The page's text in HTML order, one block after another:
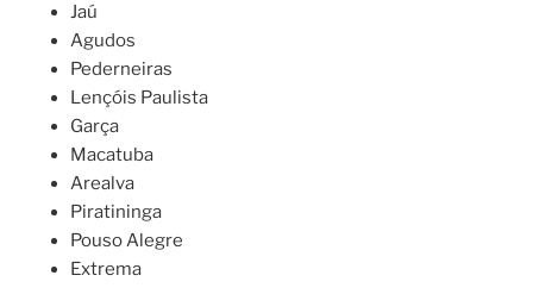
Jaú
Agudos
Pederneiras
Lençóis Paulista
Garça
Macatuba
Arealva
Piratininga
Pouso Alegre
Extrema